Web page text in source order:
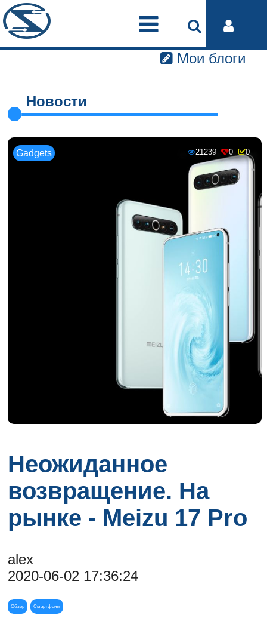
Мои блоги
Новости
Gadgets 21239 0 0
Неожиданное
возвращение. На
рынке - Meizu 17 Pro
alex
2020-06-02 17:36:24
Обзор Смартфоны